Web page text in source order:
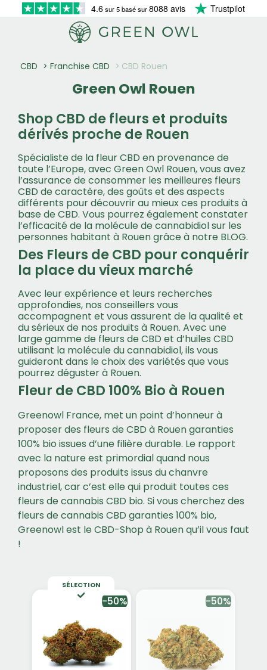
4.6sur 5 basé sur8088 avis Trustpilot
CBD Franchise CBD CBD Rouen
Green Owl Rouen
Shop CBD de fleurs et produits
dérivés proche de Rouen
Spécialiste de la fleur CBD en provenance de
toute l’Europe, avec Green Owl Rouen, vous avez
l’assurance de consommer les meilleures fleurs
CBD de caractère, des goûts et des aspects
différents pour découvrir au mieux ces produits à
base de CBD. Vous pourrez également constater
l’efficacité de la molécule de cannabidiol sur les
personnes habitant à Rouen grâce à notre BLOG.
Des Fleurs de CBD pour conquérir
la place du vieux marché
Avec leur expérience et leurs recherches
approfondies, nos conseillers vous
accompagnent et vous assurent de la qualité et
du sérieux de nos produits à Rouen. Avec une
large gamme de fleurs de CBD et d’huiles CBD
utilisant la molécule du cannabidiol, ils vous
guideront dans le choix des variétés que vous
pourrez déguster à Rouen.
Fleur de CBD 100% Bio à Rouen
Greenowl France, met un point d’honneur à
proposer des fleurs de CBD à Rouen garanties
100% bio issues d’une filière durable. Le rapport
avec la nature est primordial quand nous
proposons des produits issus du chanvre
industriel, car c’est elle qui produit toutes ces
fleurs de cannabis CBD bio. Si vous cherchez des
fleurs de cannabis CBD garanties 100% bio,
Greenowl est le CBD-Shop à Rouen qu’il vous faut
!
SÉLECTION
-50% -50%